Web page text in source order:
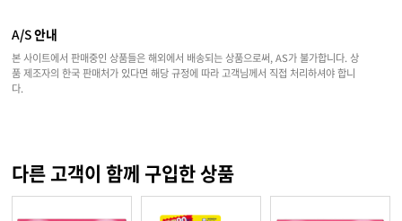
A/S 안내
본 사이트에서 판매중인 상품들은 해외에서 배송되는 상품으로써, AS가 불가합니다. 상
품 제조자의 한국 판매처가 있다면 해당 규정에 따라 고객님께서 직접 처리하셔야 합니
다.
다른 고객이 함께 구입한 상품